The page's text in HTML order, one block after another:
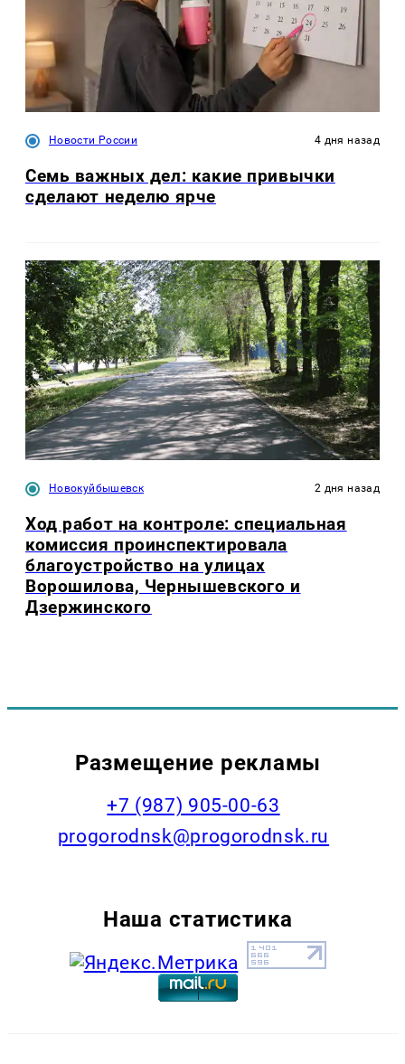
Новости России 4 дня назад
Семь важных дел: какие привычки
сделают неделю ярче
Новокуйбышевск 2 дня назад
Ход работ на контроле: специальная
комиссия проинспектировала
благоустройство на улицах
Ворошилова, Чернышевского и
Дзержинского
Размещение рекламы
+7 (987) 905-00-63
progorodnsk@progorodnsk.ru
Наша статистика